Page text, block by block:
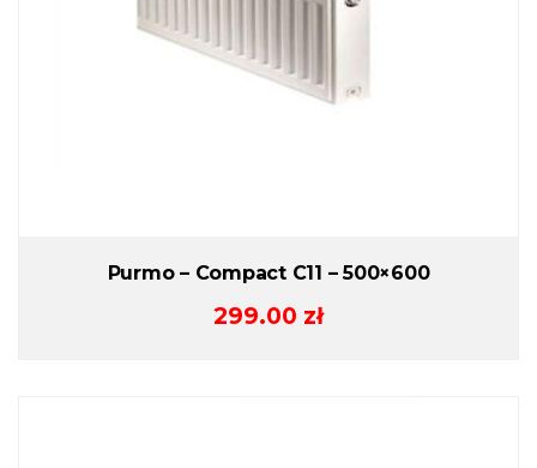
Purmo – Compact C11 – 500×600
299.00 zł